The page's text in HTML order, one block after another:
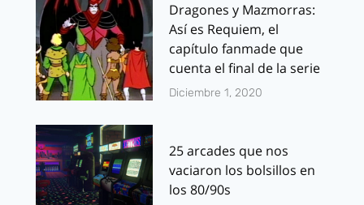
Dragones y Mazmorras:
Así es Requiem, el
capítulo fanmade que
cuenta el final de la serie
Diciembre 1, 2020
25 arcades que nos
vaciaron los bolsillos en
los 80/90s